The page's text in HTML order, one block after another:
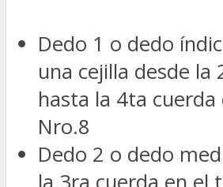
Dedo 1 o dedo
una cejilla desde la
hasta la 4ta
Nro.8
Dedo 2 o dedo